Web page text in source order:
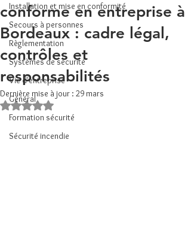
Installation et mise en conformité
Secours à personnes
Règlementation
Systèmes de sécurité
Vie d'entreprise
Général
Formation sécurité
Sécurité incendie
conforme en entreprise à
Bordeaux : cadre légal,
contrôles et
responsabilités
Dernière mise à jour : 29 mars
Noté NaN étoiles sur 5.